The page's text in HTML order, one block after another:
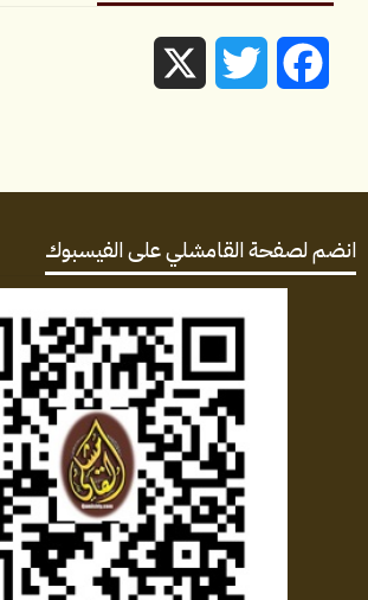
Facebook
Twitter
انضم لصفحة القامشلي على الفيسبوك